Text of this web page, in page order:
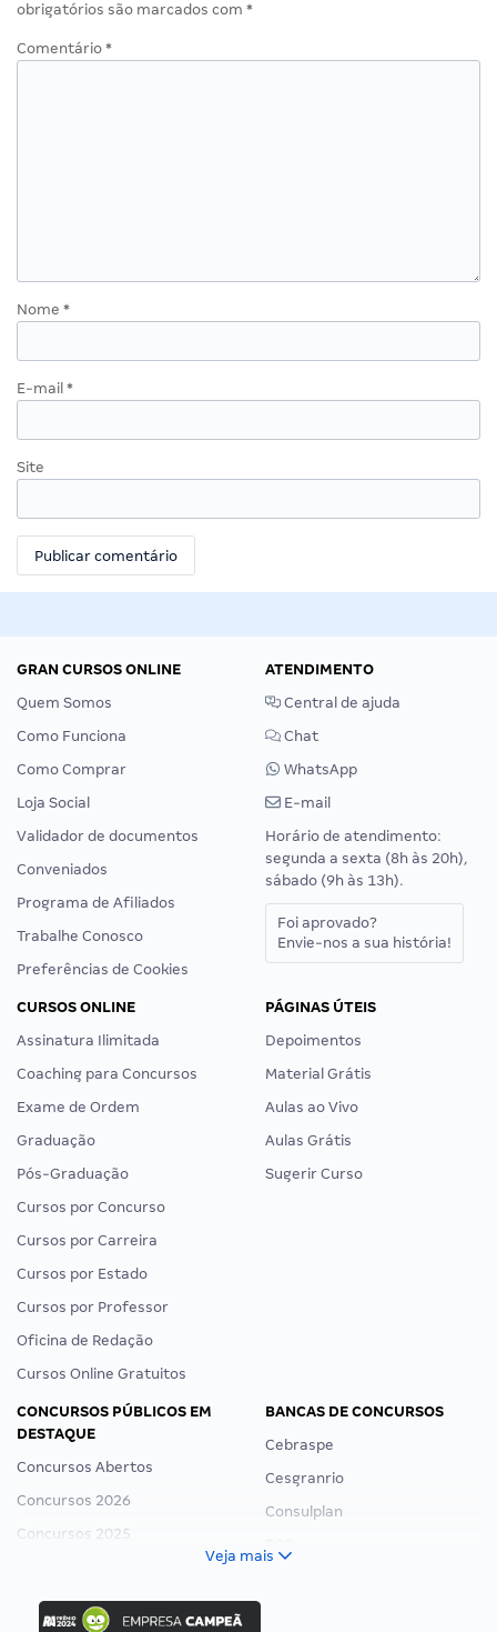
obrigatórios são marcados com *
Comentário *
Nome *
E-mail *
Site
GRAN CURSOS ONLINE
Quem Somos
Como Funciona
Como Comprar
Loja Social
Validador de documentos
Conveniados
Programa de Afiliados
Trabalhe Conosco
Preferências de Cookies
ATENDIMENTO
Central de ajuda
Chat
WhatsApp
E-mail
Horário de atendimento:
segunda a sexta (8h às 20h),
sábado (9h às 13h).
Foi aprovado?
Envie-nos a sua história!
CURSOS ONLINE
Assinatura Ilimitada
Coaching para Concursos
Exame de Ordem
Graduação
Pós-Graduação
Cursos por Concurso
Cursos por Carreira
Cursos por Estado
Cursos por Professor
Oficina de Redação
Cursos Online Gratuitos
PÁGINAS ÚTEIS
Depoimentos
Material Grátis
Aulas ao Vivo
Aulas Grátis
Sugerir Curso
CONCURSOS PÚBLICOS EM
DESTAQUE
Concursos Abertos
Concursos 2026
Concursos 2025
Concurso Ibama
BANCAS DE CONCURSOS
Cebraspe
Cesgranrio
Consulplan
Veja mais